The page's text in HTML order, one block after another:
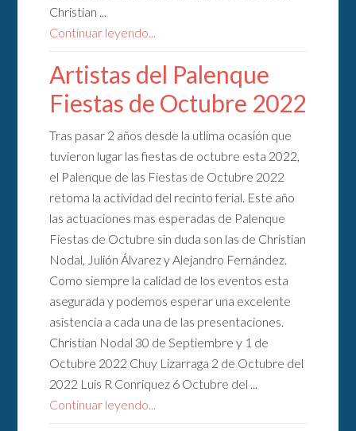
Christian ...
Continuar leyendo...
Artistas del Palenque
Fiestas de Octubre 2022
Tras pasar 2 años desde la utlima ocasión que
tuvieron lugar las fiestas de octubre esta 2022,
el Palenque de las Fiestas de Octubre 2022
retoma la actividad del recinto ferial. Este año
las actuaciones mas esperadas de Palenque
Fiestas de Octubre sin duda son las de Christian
Nodal, Julión Álvarez y Alejandro Fernández.
Como siempre la calidad de los eventos esta
asegurada y podemos esperar una excelente
asistencia a cada una de las presentaciones.
Christian Nodal 30 de Septiembre y 1 de
Octubre 2022 Chuy Lizarraga 2 de Octubre del
2022 Luis R Conriquez 6 Octubre del ...
Continuar leyendo...